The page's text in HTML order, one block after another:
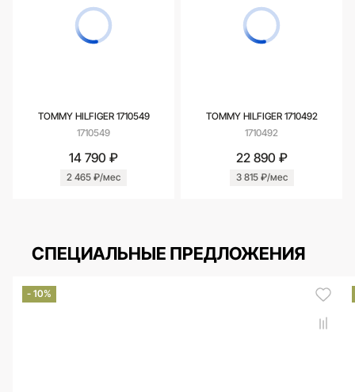
TOMMY HILFIGER 1710549
1710549
14 790 ₽
2 465 ₽/мес
TOMMY HILFIGER 1710492
1710492
22 890 ₽
3 815 ₽/мес
СПЕЦИАЛЬНЫЕ ПРЕДЛОЖЕНИЯ
- 10%